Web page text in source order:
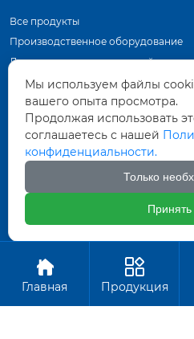
Все продукты
Производственное оборудование
Демонстрация в мастерской
Инспекционное оборудование
Контактная
Тунхуа Группа,
производству
571452961@qq.com
Авторское право ©ООО Датун
Производство

Главная

Продукция
Мы используем файлы
вашего опыта просмотра.
Продолжая использовать
соглашаетесь с нашей
конфиденциальности.
Только
Принять